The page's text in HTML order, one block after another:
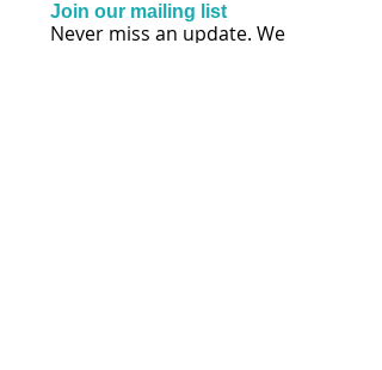
Join our mailing list
Never miss an update. We